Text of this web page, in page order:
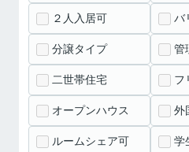
２人入居可 バ
分譲タイプ 管
二世帯住宅 フ
オープンハウス 外
ルームシェア可 学